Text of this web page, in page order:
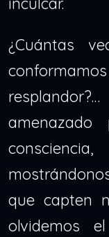
¿Cuántas
que capten
olvidemos